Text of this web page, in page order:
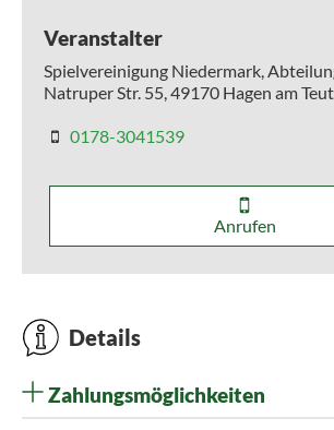
Veranstalter
Spielvereinigung Niedermark,
Natruper Str. 55,49170 Hagen am
0178-3041539
Anrufen
Details
Zahlungsmöglichkeiten